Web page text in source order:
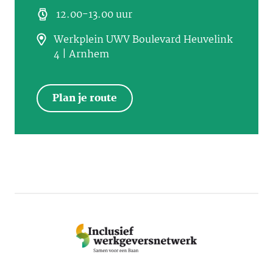
12.00-13.00 uur
Werkplein UWV Boulevard Heuvelink
4 | Arnhem
Plan je route